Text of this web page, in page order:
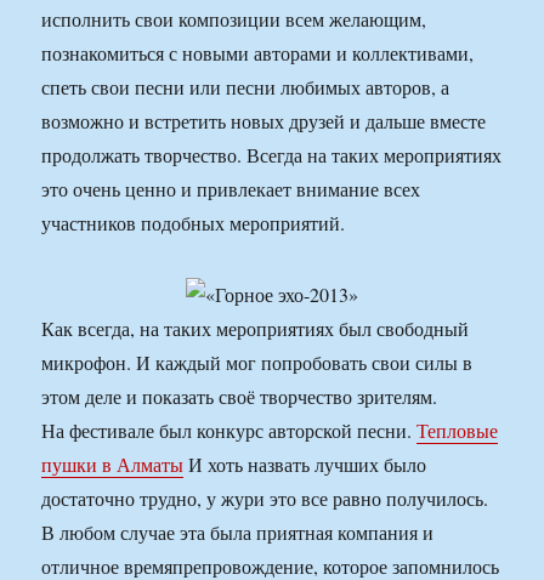
исполнить свои композиции всем желающим,
познакомиться с новыми авторами и коллективами,
спеть свои песни или песни любимых авторов, а
возможно и встретить новых друзей и дальше вместе
продолжать творчество. Всегда на таких мероприятиях
это очень ценно и привлекает внимание всех
участников подобных мероприятий.
Как всегда, на таких мероприятиях был свободный
микрофон. И каждый мог попробовать свои силы в
этом деле и показать своё творчество зрителям.
На фестивале был конкурс авторской песни.Тепловые
пушки в АлматыИ хоть назвать лучших было
достаточно трудно, у жури это все равно получилось.
В любом случае эта была приятная компания и
отличное времяпрепровождение, которое запомнилось